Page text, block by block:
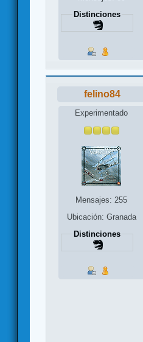
Distinciones
felino84
Experimentado
Mensajes: 255
Ubicación: Granada
Distinciones